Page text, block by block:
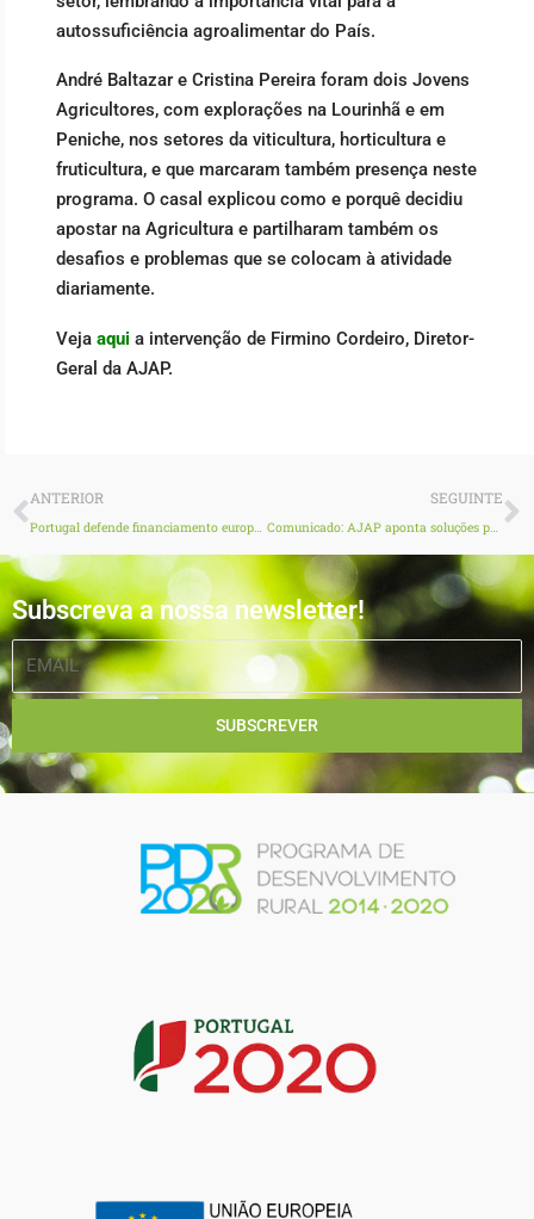
autossuficiência agroalimentar do País.
André Baltazar e Cristina Pereira foram dois Jovens
Agricultores, com explorações na Lourinhã e em
Peniche, nos setores da viticultura, horticultura e
fruticultura, e que marcaram também presença neste
programa. O casal explicou como e porquê decidiu
apostar na Agricultura e partilharam também os
desafios e problemas que se colocam à atividade
diariamente.
Veja aqui a intervenção de Firmino Cordeiro, Diretor-
Geral da AJAP.
Prev
ANTERIOR SEGUINTE
Comunicado: AJAP aponta soluções para a Agricultura e Território e apela ao diálogo e à aprovação do OE/2025
Subscreva a nossa newsletter!
EMAIL
SUBSCREVER